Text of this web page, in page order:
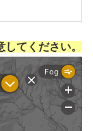
てください。